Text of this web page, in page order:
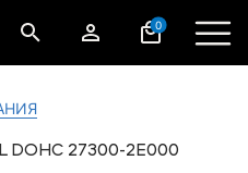
0
DOHC 27300-2E000